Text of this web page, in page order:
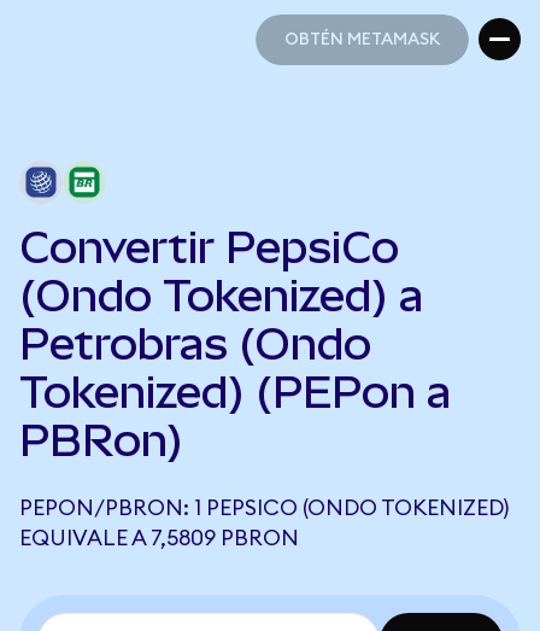
OBTÉN METAMASK
Convertir PepsiCo
(Ondo Tokenized) a
Petrobras (Ondo
Tokenized) (PEPon a
PBRon)
PEPON/PBRON: 1 PEPSICO (ONDO TOKENIZED)
EQUIVALE A 7,5809 PBRON